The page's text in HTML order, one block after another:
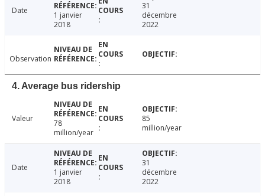
Date
1 janvier
2018
31
décembre
2022
Observation
4. Average bus ridership
Valeur
78
million/year
85
million/year
Date
1 janvier
2018
31
décembre
2022